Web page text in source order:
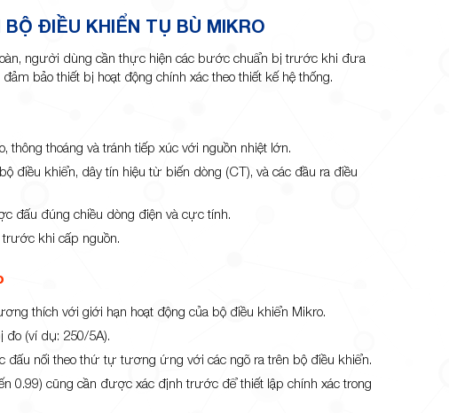
ĐIỀU KHIỂN TỤ BÙ MIKRO
người dùng cần thực hiện các bước chuẩn bị trước khi đưa
bảo thiết bị hoạt động chính xác theo thiết kế hệ thống.
thoáng và tránh tiếp xúc với nguồn nhiệt lớn.
điều khiển, dây tín hiệu từ biến dòng (CT), và các đầu ra điều
đấu đúng chiều dòng điện và cực tính.
khi cấp nguồn.
thích với giới hạn hoạt động của bộ điều khiển Mikro.
đo (ví dụ: 250/5A).
nối theo thứ tự tương ứng với các ngõ ra trên bộ điều khiển.
0.99) cũng cần được xác định trước để thiết lập chính xác trong